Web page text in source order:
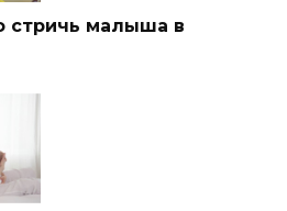
стричь малыша в